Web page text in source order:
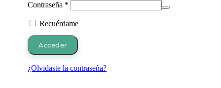
Contraseña *
Recuérdame
Acceder
¿Olvidaste la contraseña?